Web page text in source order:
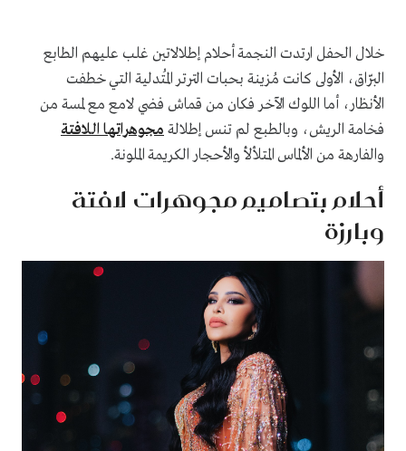
خلال الحفل ارتدت النجمة أحلام إطلالاتين غلب عليهم الطابع
البرّاق، الأولى كانت مُزينة بحبات الترتر المُتدلية التي خطفت
الأنظار، أما اللوك الآخر فكان من قماش فضي لامع مع لمسة من
فخامة الريش، وبالطبع لم تنس إطلالة مجوهراتها اللافتة
والفارهة من الألماس المتلألأ والأحجار الكريمة الملونة.
أحلام بتصاميم مجوهرات لافتة
وبارزة